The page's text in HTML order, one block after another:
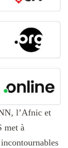
l’Afnic et
met à